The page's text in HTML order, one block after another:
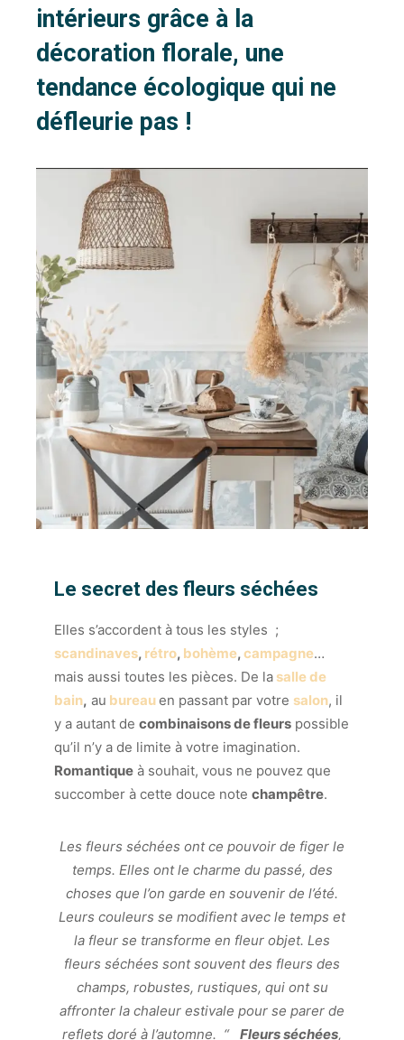
intérieurs grâce à la
décoration florale, une
tendance écologique qui ne
défleurie pas !
Le secret des fleurs séchées
Elles s’accordent à tous les styles ;
scandinaves, rétro, bohème,campagne…
mais aussi toutes les pièces. De la salle de
bain, au bureauen passant par votre salon, il
y a autant de combinaisons de fleurs possible
qu’il n’y a de limite à votre imagination.
Romantique à souhait, vous ne pouvez que
succomber à cette douce note champêtre.
Les fleurs séchées ont ce pouvoir de figer le
temps. Elles ont le charme du passé, des
choses que l’on garde en souvenir de l’été.
Leurs couleurs se modifient avec le temps et
la fleur se transforme en fleur objet. Les
fleurs séchées sont souvent des fleurs des
champs, robustes, rustiques, qui ont su
affronter la chaleur estivale pour se parer de
reflets doré à l’automne. “ Fleurs séchées,